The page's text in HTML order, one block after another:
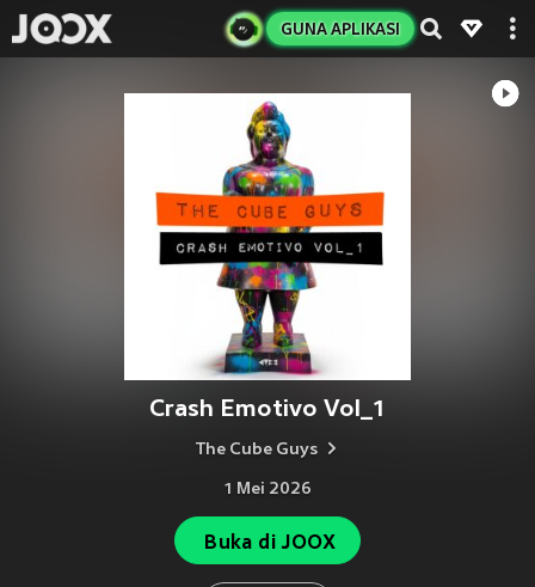
GUNA APLIKASI
Crash Emotivo Vol_1
The Cube Guys
1 Mei 2026
Buka di JOOX